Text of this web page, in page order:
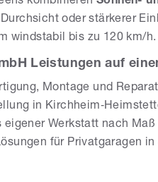
oder stärkerer
windstabil bis zu 120 km/h.
Leistungen auf
Montage und
in
eigener Werkstatt nach Maß
für Privatgaragen